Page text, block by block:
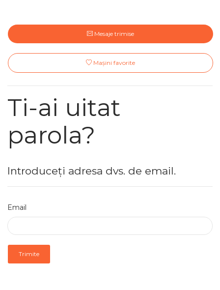
Mesaje trimise
Mașini favorite
Ti-ai uitat
parola?
Introduceți adresa dvs. de email.
Email
Trimite